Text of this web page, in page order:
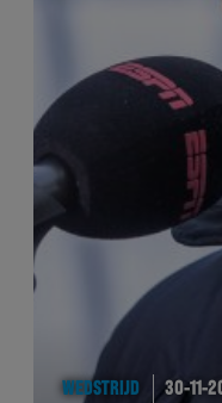
WEDSTRIJD 30-11-